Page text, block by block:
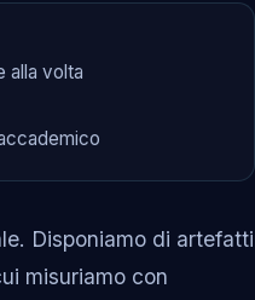
alla volta
Disponiamo di artefatti
misuriamo con